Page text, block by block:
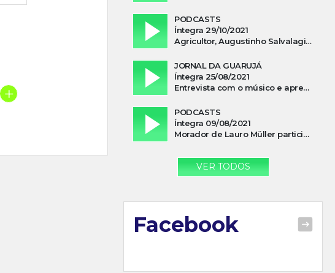
+
PODCASTS
Íntegra 29/10/2021
Agricultor, Augustinho Salvalagio, relata sobre aparição do Cavaleiro Negro no Rio das Furnas
JORNAL DA GUARUJÁ
Íntegra 25/08/2021
Entrevista com o músico e apresentador, Lismael Ferrareis, no Cidade e Campo
PODCASTS
Íntegra 09/08/2021
Morador de Lauro Müller participa de motociata em apoio a Bolsonaro
VER TODOS
Facebook